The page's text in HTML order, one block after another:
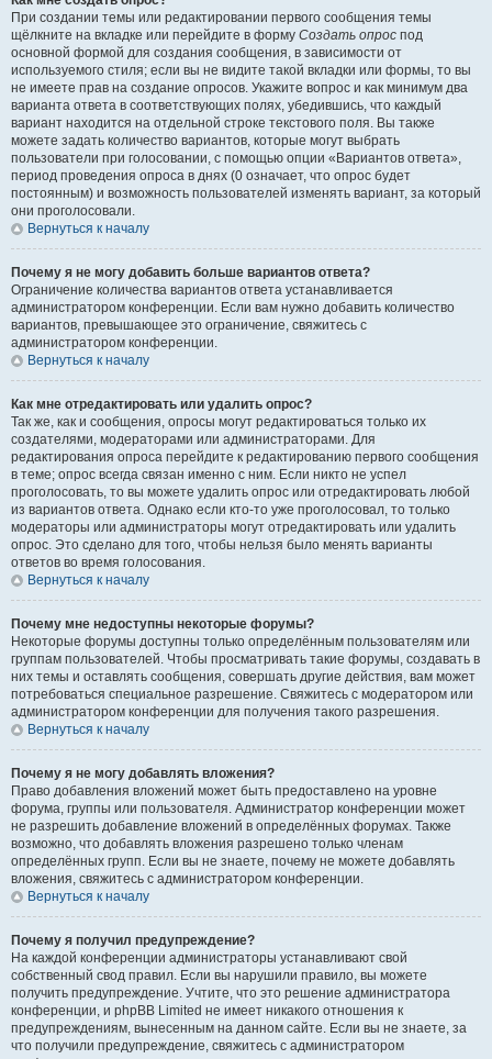
При создании темы или редактировании первого сообщения темы
щёлкните на вкладке или перейдите в форму Создать опрос под
основной формой для создания сообщения, в зависимости от
используемого стиля; если вы не видите такой вкладки или формы, то вы
не имеете прав на создание опросов. Укажите вопрос и как минимум два
варианта ответа в соответствующих полях, убедившись, что каждый
вариант находится на отдельной строке текстового поля. Вы также
можете задать количество вариантов, которые могут выбрать
пользователи при голосовании, с помощью опции «Вариантов ответа»,
период проведения опроса в днях (0 означает, что опрос будет
постоянным) и возможность пользователей изменять вариант, за который
они проголосовали.
Вернуться к началу
Почему я не могу добавить больше вариантов ответа?
Ограничение количества вариантов ответа устанавливается
администратором конференции. Если вам нужно добавить количество
вариантов, превышающее это ограничение, свяжитесь с
администратором конференции.
Вернуться к началу
Как мне отредактировать или удалить опрос?
Так же, как и сообщения, опросы могут редактироваться только их
создателями, модераторами или администраторами. Для
редактирования опроса перейдите к редактированию первого сообщения
в теме; опрос всегда связан именно с ним. Если никто не успел
проголосовать, то вы можете удалить опрос или отредактировать любой
из вариантов ответа. Однако если кто-то уже проголосовал, то только
модераторы или администраторы могут отредактировать или удалить
опрос. Это сделано для того, чтобы нельзя было менять варианты
ответов во время голосования.
Вернуться к началу
Почему мне недоступны некоторые форумы?
Некоторые форумы доступны только определённым пользователям или
группам пользователей. Чтобы просматривать такие форумы, создавать в
них темы и оставлять сообщения, совершать другие действия, вам может
потребоваться специальное разрешение. Свяжитесь с модератором или
администратором конференции для получения такого разрешения.
Вернуться к началу
Почему я не могу добавлять вложения?
Право добавления вложений может быть предоставлено на уровне
форума, группы или пользователя. Администратор конференции может
не разрешить добавление вложений в определённых форумах. Также
возможно, что добавлять вложения разрешено только членам
определённых групп. Если вы не знаете, почему не можете добавлять
вложения, свяжитесь с администратором конференции.
Вернуться к началу
Почему я получил предупреждение?
На каждой конференции администраторы устанавливают свой
собственный свод правил. Если вы нарушили правило, вы можете
получить предупреждение. Учтите, что это решение администратора
конференции, и phpBB Limited не имеет никакого отношения к
предупреждениям, вынесенным на данном сайте. Если вы не знаете, за
что получили предупреждение, свяжитесь с администратором